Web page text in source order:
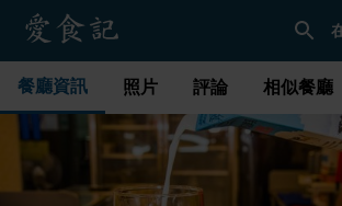
餐廳資訊 照片 評論 相似餐廳